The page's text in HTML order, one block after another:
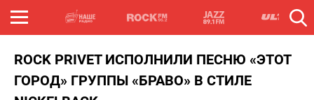
ROCK PRIVET ИСПОЛНИЛИ ПЕСНЮ «ЭТОТ
ГОРОД» ГРУППЫ «БРАВО» В СТИЛЕ